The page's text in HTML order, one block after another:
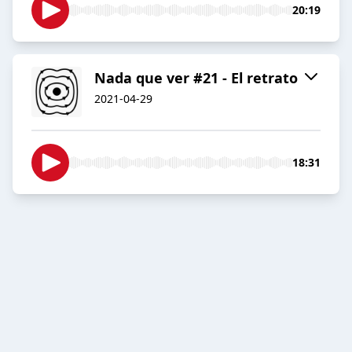
20:19
Nada que ver #21 - El retrato
2021-04-29
18:31